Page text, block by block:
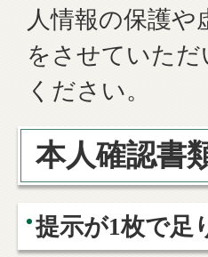
人情報の保護
をさせていた
ください。
本人確認書
提示が1枚で足